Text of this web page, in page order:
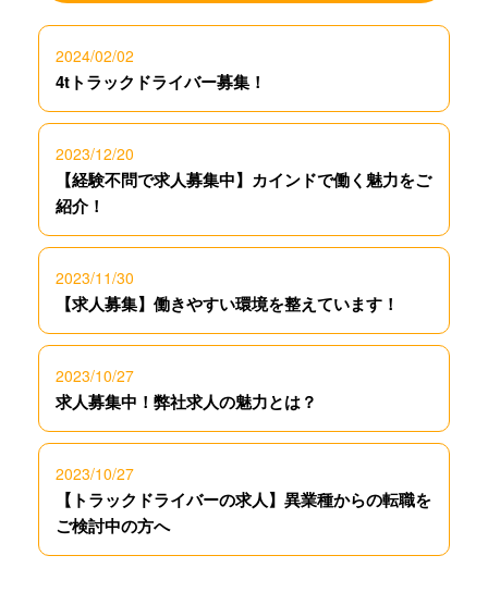
2024/02/02
4tトラックドライバー募集！
2023/12/20
【経験不問で求人募集中】カインドで働く魅力をご
紹介！
2023/11/30
【求人募集】働きやすい環境を整えています！
2023/10/27
求人募集中！弊社求人の魅力とは？
2023/10/27
【トラックドライバーの求人】異業種からの転職を
ご検討中の方へ